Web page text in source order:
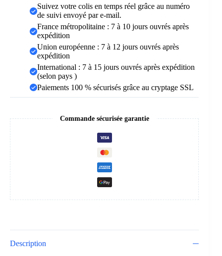
Suivez votre colis en temps réel grâce au numéro
de suivi envoyé par e-mail.
France métropolitaine : 7 à 10 jours ouvrés après
expédition
Union européenne : 7 à 12 jours ouvrés après
expédition
International : 7 à 15 jours ouvrés après expédition
(selon pays )
Paiements 100 % sécurisés grâce au cryptage SSL
Commande sécurisée garantie
Description